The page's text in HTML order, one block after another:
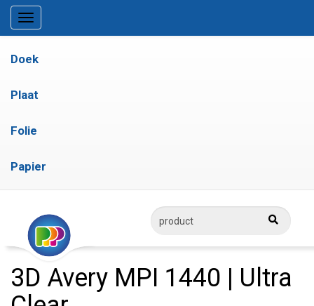
Doek
Plaat
Folie
Papier
3D Avery MPI 1440 | Ultra